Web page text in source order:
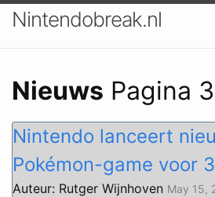
Nintendobreak.nl
Nieuws Pagina
Nintendo lanceert
Pokémon-game voor
Auteur: Rutger Wijnhoven May 15,